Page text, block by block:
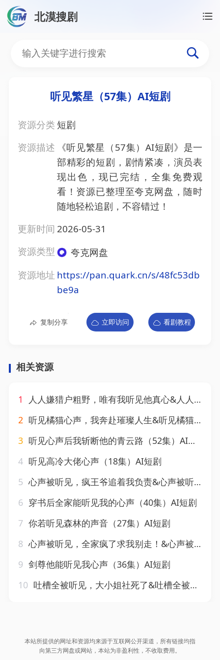
北漠搜剧
听见繁星（57集）AI短剧
听见繁星（57集）AI短剧
资源分类 短剧
资源描述
《听见繁星（57集）AI短剧》是一
部精彩的短剧，剧情紧凑，演员表
现出色，现已完结，全集免费观
看！资源已整理至夸克网盘，随时
随地轻松追剧，不容错过！
更新时间 2026-05-31
资源类型
夸克网盘
资源地址 https://pan.quark.cn/s/48fc53db
be9a
复制分享 立即访问 看剧教程
相关资源
1
人人嫌猎户粗野，唯有我听见他真心&人人嫌猎户粗野唯有我听见他真心（151集）AI短剧
2 听见橘猫心声，我奔赴璀璨人生&听见橘猫心声我奔赴璀璨人生（30集）AI短剧
3 听见心声后我斩断他的青云路（52集）AI短剧
4 听见高冷大佬心声（18集）AI短剧
5 心声被听见，疯王爷追着我负责&心声被听见疯王爷追着我负责（45集）AI短剧
6 穿书后全家能听见我的心声（40集）AI短剧
7 你若听见森林的声音（27集）AI短剧
8 心声被听见，全家疯了求我别走！&心声被听见全家疯了求我别走（165集）AI短剧
9 剑尊他能听见我心声（36集）AI短剧
10 吐槽全被听见，大小姐社死了&吐槽全被听见大小姐社死了（85集）AI短剧
本站所提供的网址和资源均来源于互联网公开渠道，所有链接均指
向第三方网盘或网站，本站为非盈利性，不收取费用。